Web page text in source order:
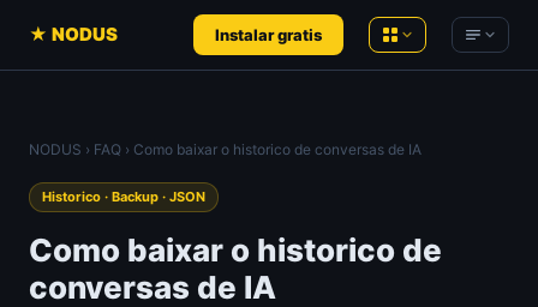
★ NODUS Instalar gratis
Conversas de IA em conhecimento
Ranking de vídeos do YouTube, ao vivo
HN Radar
Product Hunt
YouTube— Análises ao vivo
NODUS › FAQ › Como baixar o historico de conversas de IA
Historico · Backup · JSON
Como baixar o historico de
conversas de IA